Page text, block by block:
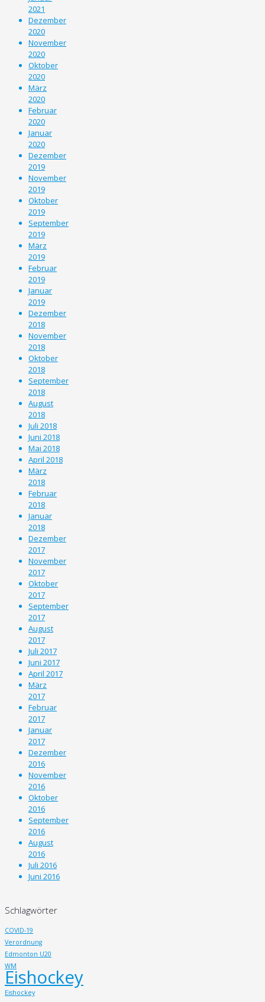
2021
Dezember
2020
November
2020
Oktober
2020
März
2020
Februar
2020
Januar
2020
Dezember
2019
November
2019
Oktober
2019
September
2019
März
2019
Februar
2019
Januar
2019
Dezember
2018
November
2018
Oktober
2018
September
2018
August
2018
Juli 2018
Juni 2018
Mai 2018
April 2018
März
2018
Februar
2018
Januar
2018
Dezember
2017
November
2017
Oktober
2017
September
2017
August
2017
Juli 2017
Juni 2017
April 2017
März
2017
Februar
2017
Januar
2017
Dezember
2016
November
2016
Oktober
2016
September
2016
August
2016
Juli 2016
Juni 2016
Schlagwörter
COVID-19
Verordnung
Edmonton U20
WM
Eishockey
Eishockey